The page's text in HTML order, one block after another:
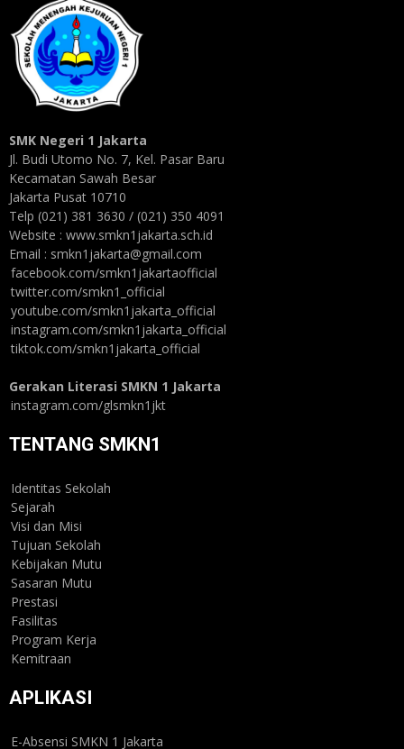
SMK Negeri 1 Jakarta
Jl. Budi Utomo No. 7, Kel. Pasar Baru
Kecamatan Sawah Besar
Jakarta Pusat 10710
Telp (021) 381 3630 / (021) 350 4091
Website : www.smkn1jakarta.sch.id
Email : smkn1jakarta@gmail.com
facebook.com/smkn1jakartaofficial
twitter.com/smkn1_official
youtube.com/smkn1jakarta_official
instagram.com/smkn1jakarta_official
tiktok.com/smkn1jakarta_official
Gerakan Literasi SMKN 1 Jakarta
instagram.com/glsmkn1jkt
TENTANG SMKN1
Identitas Sekolah
Sejarah
Visi dan Misi
Tujuan Sekolah
Kebijakan Mutu
Sasaran Mutu
Prestasi
Fasilitas
Program Kerja
Kemitraan
APLIKASI
E-Absensi SMKN 1 Jakarta